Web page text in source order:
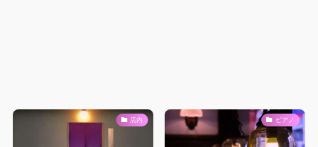
店内 ピアノ